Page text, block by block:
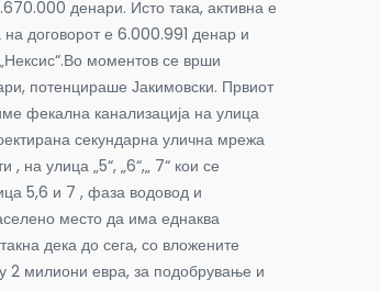
денари. Исто така, активна е
договорот е 6.000.991 денар и
моментов се врши
потенцираше Јакимовски. Првиот
фекална канализација на улица
секундарна улична мрежа
на улица „5“, „6“,„ 7“ кои се
5,6 и 7 , фаза водовод и
место да има еднаква
дека до сега, со вложените
2 милиони евра, за подобрување и